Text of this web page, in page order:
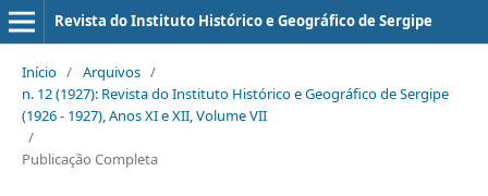
Revista do Instituto Histórico e Geográfico de Sergipe
Início / Arquivos /
n. 12 (1927): Revista do Instituto Histórico e Geográfico de Sergipe
(1926 - 1927), Anos XI e XII, Volume VII
/
Publicação Completa